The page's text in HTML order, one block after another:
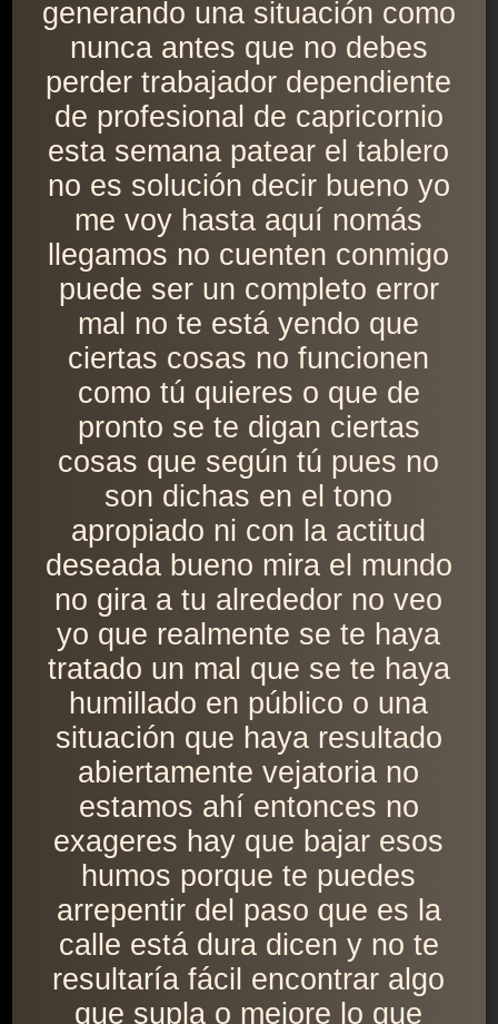
generando una situación como
nunca antes que no debes
perder trabajador dependiente
de profesional de capricornio
esta semana patear el tablero
no es solución decir bueno yo
me voy hasta aquí nomás
llegamos no cuenten conmigo
puede ser un completo error
mal no te está yendo que
ciertas cosas no funcionen
como tú quieres o que de
pronto se te digan ciertas
cosas que según tú pues no
son dichas en el tono
apropiado ni con la actitud
deseada bueno mira el mundo
no gira a tu alrededor no veo
yo que realmente se te haya
tratado un mal que se te haya
humillado en público o una
situación que haya resultado
abiertamente vejatoria no
estamos ahí entonces no
exageres hay que bajar esos
humos porque te puedes
arrepentir del paso que es la
calle está dura dicen y no te
resultaría fácil encontrar algo
que supla o mejore lo que